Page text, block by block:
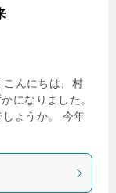
んにちは、村
になりました。
ょうか。 今年